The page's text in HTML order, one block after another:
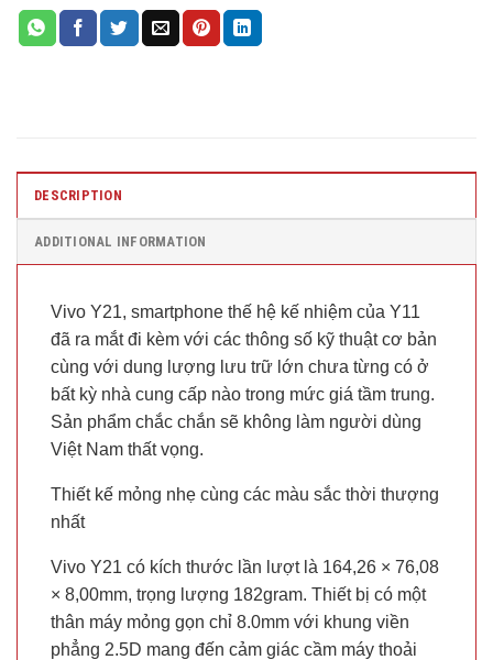
DESCRIPTION
ADDITIONAL INFORMATION
Vivo Y21, smartphone thế hệ kế nhiệm của Y11
đã ra mắt đi kèm với các thông số kỹ thuật cơ bản
cùng với dung lượng lưu trữ lớn chưa từng có ở
bất kỳ nhà cung cấp nào trong mức giá tầm trung.
Sản phẩm chắc chắn sẽ không làm người dùng
Việt Nam thất vọng.
Thiết kế mỏng nhẹ cùng các màu sắc thời thượng
nhất
Vivo Y21 có kích thước lần lượt là 164,26 × 76,08
× 8,00mm, trọng lượng 182gram. Thiết bị có một
thân máy mỏng gọn chỉ 8.0mm với khung viền
phẳng 2.5D mang đến cảm giác cầm máy thoải